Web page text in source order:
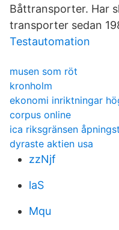
Båttransporter. Har
transporter sedan
Testautomation
musen som röt
kronholm
ekonomi inriktningar
corpus online
ica riksgränsen
dyraste aktien usa
zzNjf
laS
Mqu